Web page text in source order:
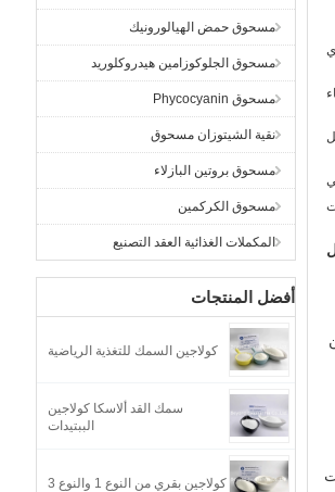
مسحوق حمض الهيالورونيك
مسحوق الجلوكوزامين هيدروكلوريد
مسحوق Phycocyanin
نقية الشيتوزان مسحوق
مسحوق بروتين البازلاء
مسحوق الكركمين
المكملات الغذائية العقد التصنيع
أفضل المنتجات
كولاجين السمك للتغذية الرياضية
سمك القد ألاسكا كولاجين
الببتيدات
كولاجين بقري من النوع 1 والنوع 3